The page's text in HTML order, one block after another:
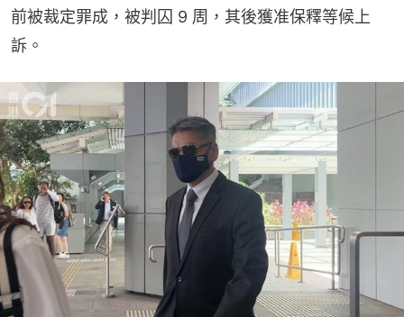
前被裁定罪成，被判囚 9 周，其後獲准保釋等候上
訴。